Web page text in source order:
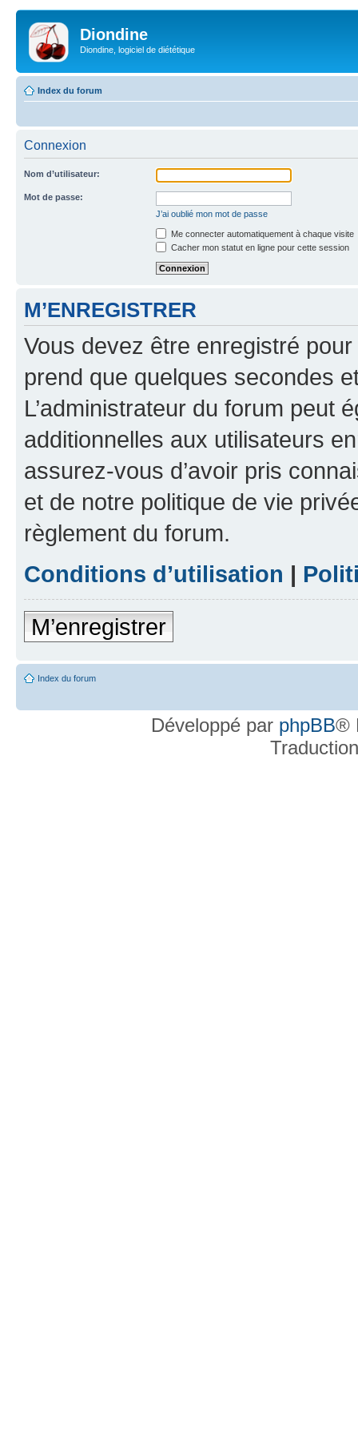
Diondine
Diondine, logiciel de diététique
Index du forum
Connexion
Nom d’utilisateur:
Mot de passe:
J’ai oublié mon mot de passe
Me connecter automatiquement à chaque visite
Cacher mon statut en ligne pour cette session
M’ENREGISTRER
Vous devez être enregistré
prend que quelques secondes
L’administrateur du forum peut
additionnelles aux utilisateurs
assurez-vous d’avoir pris
et de notre politique de vie
règlement du forum.
Conditions d’utilisation |
M’enregistrer
Index du forum
Développé par phpBB®